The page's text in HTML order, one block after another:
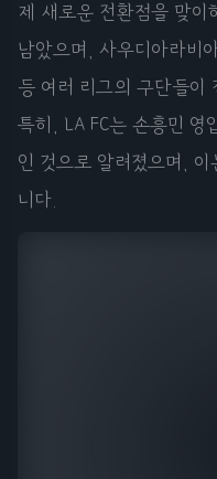
제 새로운 전환점을 맞이
남았으며, 사우디아라비
등 여러 리그의 구단들이
특히, LA FC는 손흥민 영
인 것으로 알려졌으며,
니다.